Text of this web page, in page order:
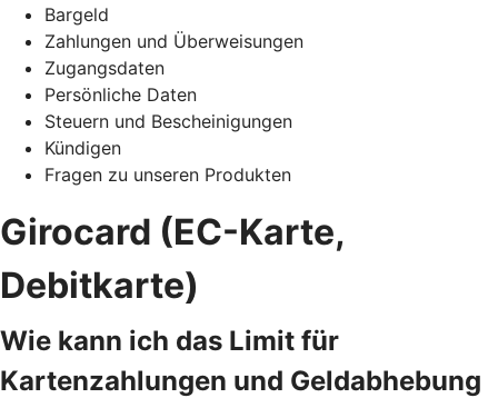
Bargeld
Zahlungen und Überweisungen
Zugangsdaten
Persönliche Daten
Steuern und Bescheinigungen
Kündigen
Fragen zu unseren Produkten
Girocard (EC-Karte,
Debitkarte)
Wie kann ich das Limit für
Kartenzahlungen und Geldabhebung